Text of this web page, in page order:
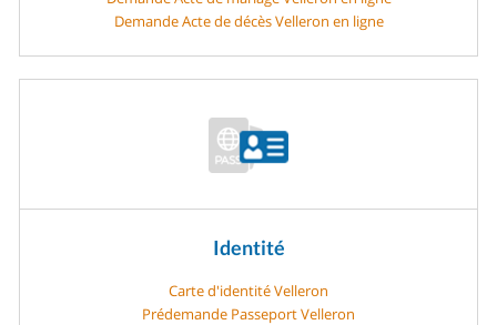
Demande Acte de décès Velleron en ligne
Identité
Carte d'identité Velleron
Prédemande Passeport Velleron